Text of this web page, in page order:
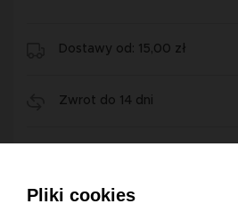
Dostawy od: 15,00 zł
Zwrot do 14 dni
Pliki cookies